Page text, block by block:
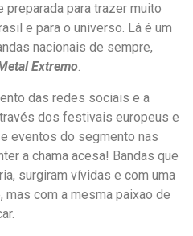
preparada para trazer muito
e para o universo. Lá é um
nacionais de sempre,
Extremo.
das redes sociais e a
dos festivais europeus e
eventos do segmento nas
a chama acesa! Bandas que
surgiram vívidas e com uma
com a mesma paixao de